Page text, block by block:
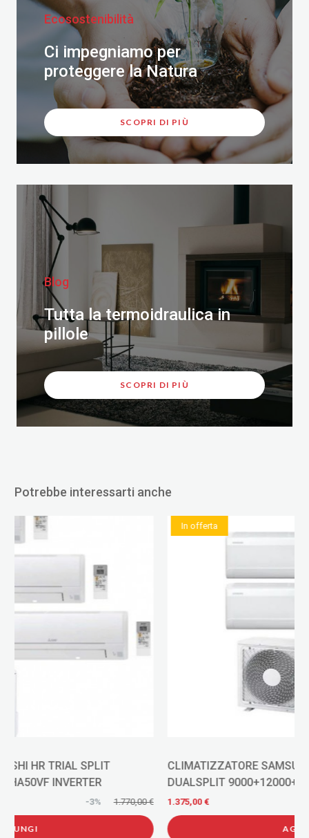
Ecosostenibilità
Ci impegniamo per
proteggere la Natura
SCOPRI DI PIÙ
Blog
Tutta la termoidraulica in
pillole
SCOPRI DI PIÙ
Potrebbe interessarti anche
In offerta
CLIMATIZZATORE SAMSUNG WINDFREE AVANT S2
DUALSPLIT 9000+12000+AJ050TXJ INVERTER R32 WI-
AGGIUNGI